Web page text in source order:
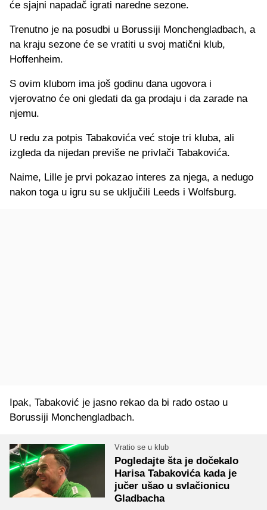
će sjajni napadač igrati naredne sezone.
Trenutno je na posudbi u Borussiji Monchengladbach, a
na kraju sezone će se vratiti u svoj matični klub,
Hoffenheim.
S ovim klubom ima još godinu dana ugovora i
vjerovatno će oni gledati da ga prodaju i da zarade na
njemu.
U redu za potpis Tabakovića već stoje tri kluba, ali
izgleda da nijedan previše ne privlači Tabakovića.
Naime, Lille je prvi pokazao interes za njega, a nedugo
nakon toga u igru su se uključili Leeds i Wolfsburg.
Ipak, Tabaković je jasno rekao da bi rado ostao u
Borussiji Monchengladbach.
Vratio se u klub
Pogledajte šta je dočekalo
Harisa Tabakovića kada je
jučer ušao u svlačionicu
Gladbacha